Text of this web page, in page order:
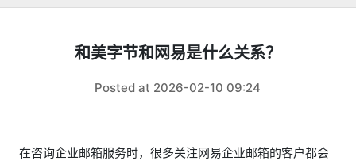
和美字节和网易是什么关系？
Posted at 2026-02-10 09:24
在咨询企业邮箱服务时，很多关注网易企业邮箱的客户都会